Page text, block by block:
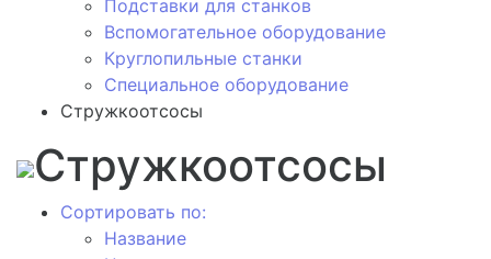
Подставки для станков
Вспомогательное оборудование
Круглопильные станки
Специальное оборудование
Стружкоотсосы
Стружкоотсосы
Сортировать по:
Название